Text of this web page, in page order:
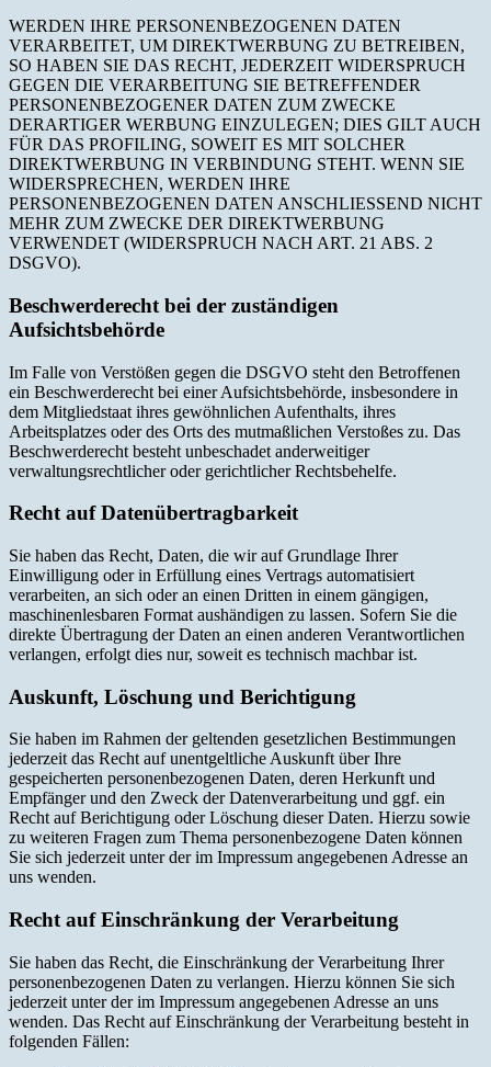
WERDEN IHRE PERSONENBEZOGENEN DATEN
VERARBEITET, UM DIREKTWERBUNG ZU BETREIBEN,
SO HABEN SIE DAS RECHT, JEDERZEIT WIDERSPRUCH
GEGEN DIE VERARBEITUNG SIE BETREFFENDER
PERSONENBEZOGENER DATEN ZUM ZWECKE
DERARTIGER WERBUNG EINZULEGEN; DIES GILT AUCH
FÜR DAS PROFILING, SOWEIT ES MIT SOLCHER
DIREKTWERBUNG IN VERBINDUNG STEHT. WENN SIE
WIDERSPRECHEN, WERDEN IHRE
PERSONENBEZOGENEN DATEN ANSCHLIESSEND NICHT
MEHR ZUM ZWECKE DER DIREKTWERBUNG
VERWENDET (WIDERSPRUCH NACH ART. 21 ABS. 2
DSGVO).
Beschwerderecht bei der zuständigen
Aufsichtsbehörde
Im Falle von Verstößen gegen die DSGVO steht den Betroffenen
ein Beschwerderecht bei einer Aufsichtsbehörde, insbesondere in
dem Mitgliedstaat ihres gewöhnlichen Aufenthalts, ihres
Arbeitsplatzes oder des Orts des mutmaßlichen Verstoßes zu. Das
Beschwerderecht besteht unbeschadet anderweitiger
verwaltungsrechtlicher oder gerichtlicher Rechtsbehelfe.
Recht auf Datenübertragbarkeit
Sie haben das Recht, Daten, die wir auf Grundlage Ihrer
Einwilligung oder in Erfüllung eines Vertrags automatisiert
verarbeiten, an sich oder an einen Dritten in einem gängigen,
maschinenlesbaren Format aushändigen zu lassen. Sofern Sie die
direkte Übertragung der Daten an einen anderen Verantwortlichen
verlangen, erfolgt dies nur, soweit es technisch machbar ist.
Auskunft, Löschung und Berichtigung
Sie haben im Rahmen der geltenden gesetzlichen Bestimmungen
jederzeit das Recht auf unentgeltliche Auskunft über Ihre
gespeicherten personenbezogenen Daten, deren Herkunft und
Empfänger und den Zweck der Datenverarbeitung und ggf. ein
Recht auf Berichtigung oder Löschung dieser Daten. Hierzu sowie
zu weiteren Fragen zum Thema personenbezogene Daten können
Sie sich jederzeit unter der im Impressum angegebenen Adresse an
uns wenden.
Recht auf Einschränkung der Verarbeitung
Sie haben das Recht, die Einschränkung der Verarbeitung Ihrer
personenbezogenen Daten zu verlangen. Hierzu können Sie sich
jederzeit unter der im Impressum angegebenen Adresse an uns
wenden. Das Recht auf Einschränkung der Verarbeitung besteht in
folgenden Fällen: